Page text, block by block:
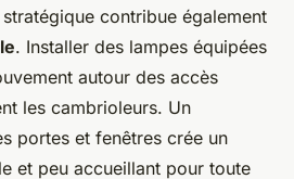
stratégique contribue également
. Installer des lampes équipées
autour des accès
les cambrioleurs. Un
portes et fenêtres crée un
et peu accueillant pour toute